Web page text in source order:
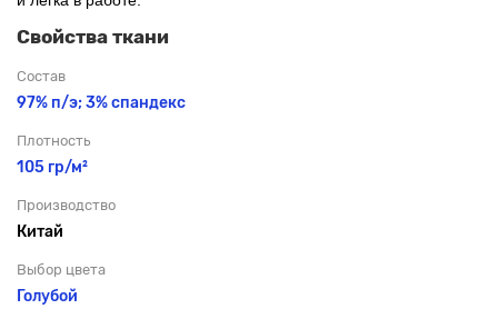
Свойства ткани
Состав
97% п/э; 3% спандекс
Плотность
105 гр/м²
Производство
Китай
Выбор цвета
Голубой